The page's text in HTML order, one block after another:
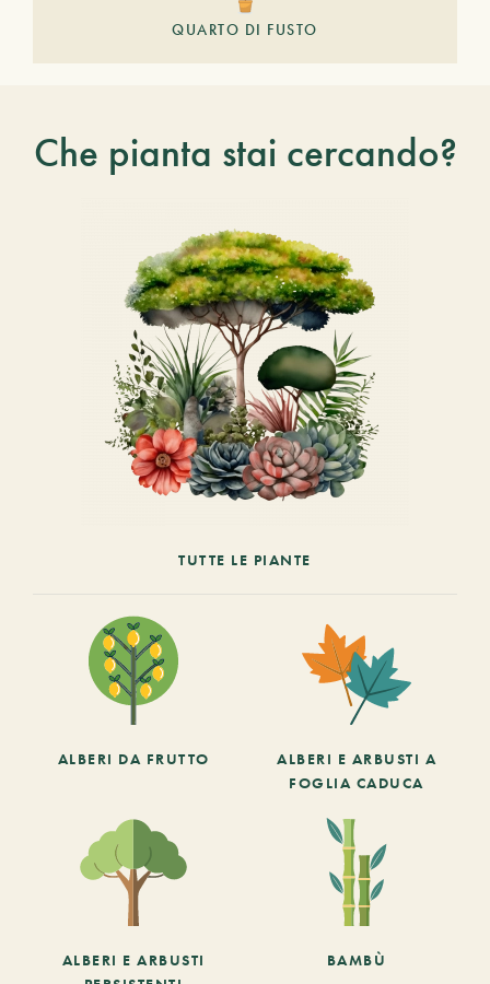
QUARTO DI FUSTO
Che pianta stai cercando?
TUTTE LE PIANTE
ALBERI DA FRUTTO
ALBERI E ARBUSTI A
FOGLIA CADUCA
ALBERI E ARBUSTI
BAMBÙ